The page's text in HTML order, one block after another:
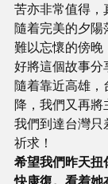
苦亦非常值得
隨着完美的夕陽
難以忘懷的傍
好將這個故事分
隨着靠近高雄
降，我們又再
我們到達台灣只
祈求！
希望我們昨天